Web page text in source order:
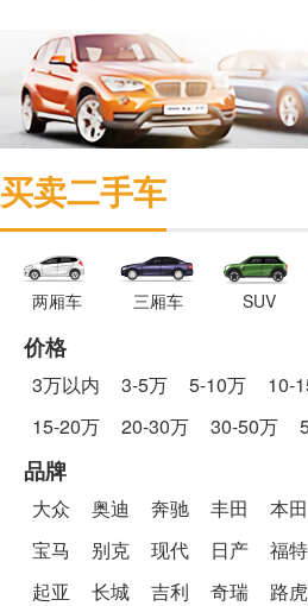
买卖二手车
两厢车 三厢车 SUV
价格
3万以内 3-5万 5-10万
10-
15-20万
20-30万 30-50万
品牌
大众 奥迪 奔驰 丰田 本田
宝马
别克 现代 日产 福特
起亚
长城 吉利 奇瑞 路虎